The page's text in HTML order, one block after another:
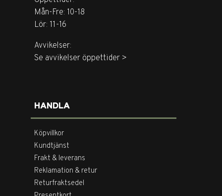
Mån-Fre: 10-18
Lör: 11-16
Avvikelser:
Se avvikelser öppettider >
HANDLA
Köpvillkor
Kundtjänst
Frakt & leverans
Reklamation & retur
Returfraktsedel